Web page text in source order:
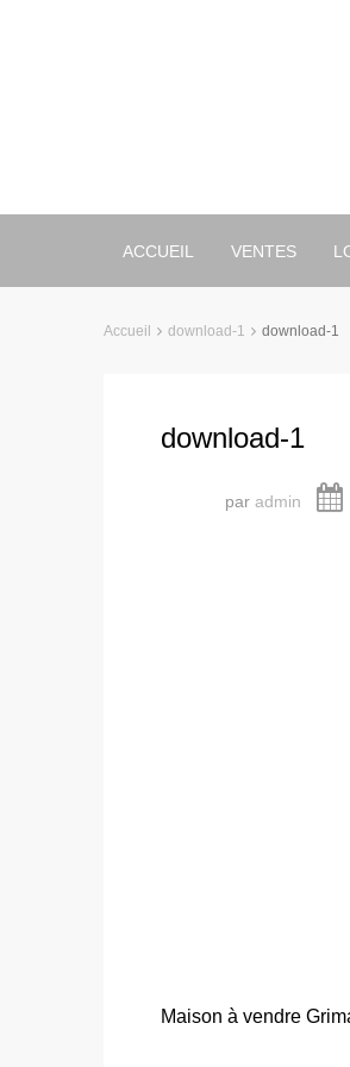
ACCUEIL VENTES
Accueil download-1 download-1
download-1
par admin
Maison à vendre